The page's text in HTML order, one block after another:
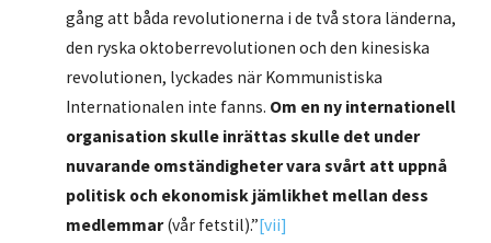
gång att båda revolutionerna i de två stora länderna,
den ryska oktoberrevolutionen och den kinesiska
revolutionen, lyckades när Kommunistiska
Internationalen inte fanns. Om en ny internationell
organisation skulle inrättas skulle det under
nuvarande omständigheter vara svårt att uppnå
politisk och ekonomisk jämlikhet mellan dess
medlemmar(vår fetstil).”[vii]